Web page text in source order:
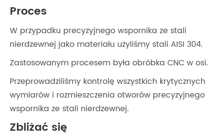
Proces
W przypadku precyzyjnego wspornika ze stali
nierdzewnej jako materiału użyliśmy stali AISI 304.
Zastosowanym procesem była obróbka CNC w osi.
Przeprowadziliśmy kontrolę wszystkich krytycznych
wymiarów i rozmieszczenia otworów precyzyjnego
wspornika ze stali nierdzewnej.
Zbliżać się